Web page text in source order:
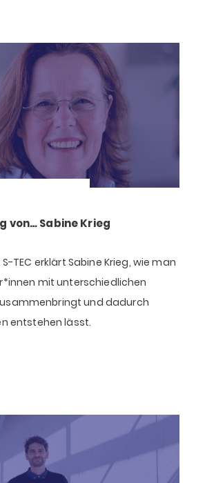
von… Sabine Krieg
TEC erklärt Sabine Krieg, wie man
mit unterschiedlichen
und dadurch
entstehen lässt.